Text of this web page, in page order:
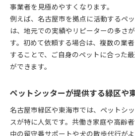
事業者を見極めやすくなります。
例えば、名古屋市を拠点に活動するペ
は、地元での実績やリピーターの多さ
す。初めて依頼する場合は、複数の業
することで、ご自身のペットに合った
ができます。
ペットシッターが提供する緑区や
名古屋市緑区や東海市では、ペットシ
スが特に人気です。共働き家庭や高齢
中の留守番サポートや犬の散歩代行が